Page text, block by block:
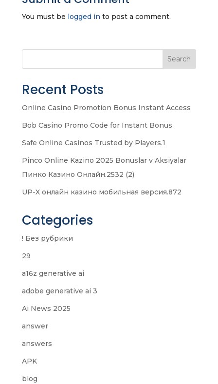
You must be logged in to post a comment.
Search
Recent Posts
Online Casino Promotion Bonus Instant Access
Bob Casino Promo Code for Instant Bonus
Safe Online Casinos Trusted by Players.1
Pinco Online Kazino 2025 Bonuslar v Aksiyalar
Пинко Казино Онлайн.2532 (2)
UP-X онлайн казино мобильная версия.872
Categories
! Без рубрики
29
a16z generative ai
adobe generative ai 3
Ai News 2025
answer
answers
APK
blog